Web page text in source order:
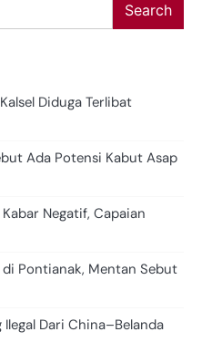
Search
Diduga Terlibat
Ada Potensi Kabut Asap
Negatif, Capaian
di Pontianak, Mentan Sebut
Dari China–Belanda